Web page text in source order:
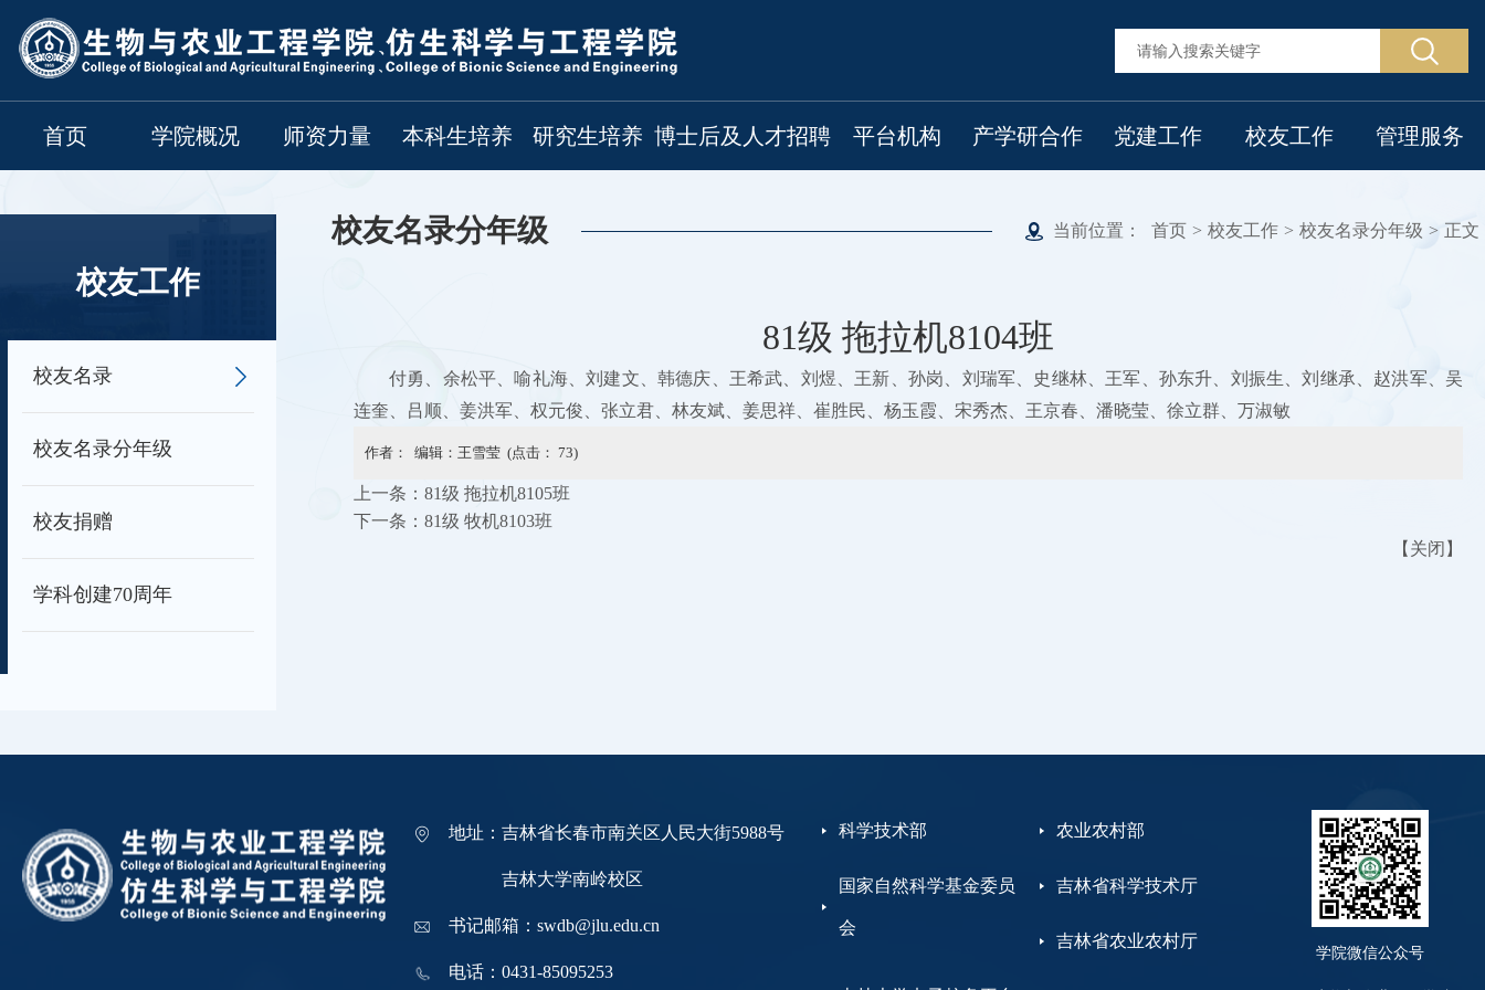
首页 学院概况 师资力量 本科生培养 研究生培养 博士后及人才招聘 平台机构 产学研合作 党建工作 校友工作 管理服务
校友工作
校友名录
校友名录分年级
校友捐赠
学科创建70周年
校友名录分年级 当前位置： 首页 > 校友工作 > 校友名录分年级 > 正文
81级 拖拉机8104班
付勇、余松平、喻礼海、刘建文、韩德庆、王希武、刘煜、王新、孙岗、刘瑞军、史继林、王军、孙东升、刘振生、刘继承、赵洪军、吴
连奎、吕顺、姜洪军、权元俊、张立君、林友斌、姜思祥、崔胜民、杨玉霞、宋秀杰、王京春、潘晓莹、徐立群、万淑敏
作者： 编辑：王雪莹 (点击： 73)
上一条： 81级 拖拉机8105班
下一条： 81级 牧机8103班
【 关闭 】
地址：吉林省长春市南关区人民大街5988号
吉林大学南岭校区
书记邮箱：swdb@jlu.edu.cn
电话：0431-85095253
科学技术部 农业农村部
国家自然科学基金委员
会
吉林省科学技术厅
吉林省农业农村厅
学院微信公众号